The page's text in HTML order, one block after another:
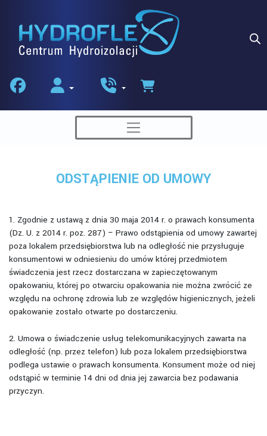
content
ODSTĄPIENIE OD UMOWY
1. Zgodnie z ustawą z dnia 30 maja 2014 r. o prawach konsumenta
(Dz. U. z 2014 r. poz. 287) – Prawo odstąpienia od umowy zawartej
poza lokalem przedsiębiorstwa lub na odległość nie przysługuje
konsumentowi w odniesieniu do umów której przedmiotem
świadczenia jest rzecz dostarczana w zapieczętowanym
opakowaniu, której po otwarciu opakowania nie można zwrócić ze
względu na ochronę zdrowia lub ze względów higienicznych, jeżeli
opakowanie zostało otwarte po dostarczeniu.
2. Umowa o świadczenie usług telekomunikacyjnych zawarta na
odległość (np. przez telefon) lub poza lokalem przedsiębiorstwa
podlega ustawie o prawach konsumenta. Konsument może od niej
odstąpić w terminie 14 dni od dnia jej zawarcia bez podawania
przyczyn.